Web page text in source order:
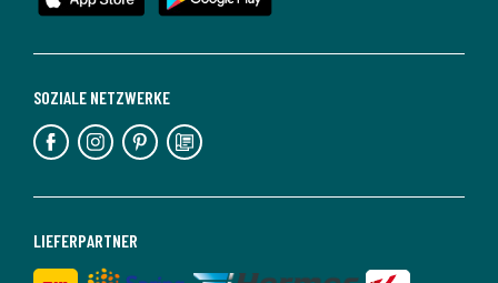
LIEFERPARTNER
SOZIALE NETZWERKE